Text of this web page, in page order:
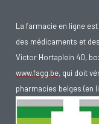
La farmacie en ligne
des médicaments et
Victor Hortaplein 40,
www.fagg.be, qui doit
pharmacies belges (en